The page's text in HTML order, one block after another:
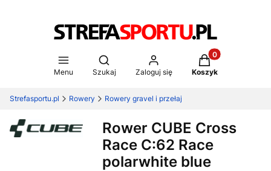
Menu
Otwórz wyszukiwarkę
Szukaj Zaloguj się
Produkty w
Koszyk
Strefasportu.pl Rowery Rowery gravel i przełaj
Rower CUBE Cross
Race C:62 Race
polarwhite blue